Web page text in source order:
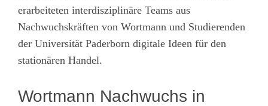
erarbeiteten interdisziplinäre Teams aus
Nachwuchskräften von Wortmann und Studierenden
der Universität Paderborn digitale Ideen für den
stationären Handel.
Wortmann Nachwuchs in